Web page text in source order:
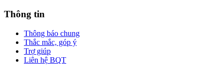
Thông tin
Thông báo chung
Thắc mắc, góp ý
Trợ giúp
Liên hệ BQT